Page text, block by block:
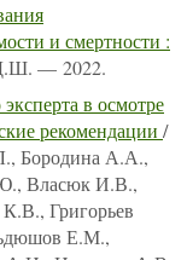
и смертности :
— 2022.
в осмотре
рекомендации /
Бородина А.А.,
Власюк И.В.,
Григорьев
Е.М.,